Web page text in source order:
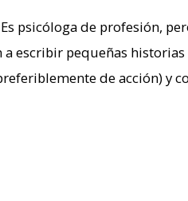
psicóloga de profesión,
escribir pequeñas
de acción) y